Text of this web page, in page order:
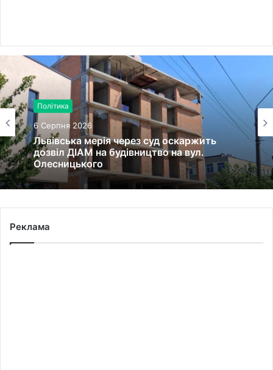
Політика
6 Серпня 2026
Львівська мерія через суд оскаржить
дозвіл ДІАМ на будівництво на вул.
Олесницького
Реклама